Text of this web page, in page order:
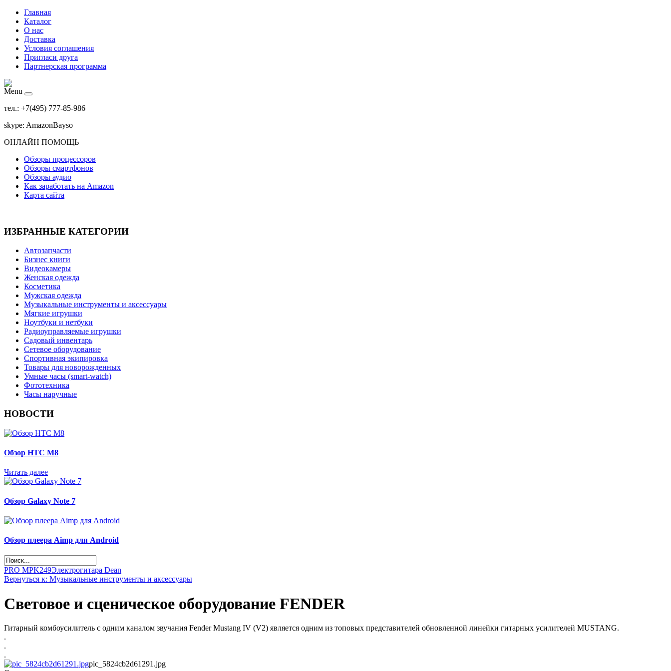
Главная
Каталог
О нас
Доставка
Условия соглашения
Пригласи друга
Партнерская программа
Menu
тел.: +7(495) 777-85-986
skype: AmazonBayso
ОНЛАЙН ПОМОЩЬ
Обзоры процессоров
Обзоры смартфонов
Обзоры аудио
Как заработать на Amazon
Карта сайта
ИЗБРАННЫЕ КАТЕГОРИИ
Автозапчасти
Бизнес книги
Видеокамеры
Женская одежда
Косметика
Мужская одежда
Музыкальные инструменты и аксессуары
Мягкие игрушки
Ноутбуки и нетбуки
Радиоуправляемые игрушки
Садовый инвентарь
Сетевое оборудование
Спортивная экипировка
Товары для новорожденных
Умные часы (smart-watch)
Фототехника
Часы наручные
НОВОСТИ
Обзор НТС М8
Читать далее
Обзор Galaxy Note 7
Обзор плеера Aimp для Android
PRO MPK249Электрогитара Dean
Вернуться к: Музыкальные инструменты и аксессуары
Световое и сценическое оборудование FENDER
Гитарный комбоусилитель с одним каналом звучания Fender Mustang IV (V2) является одним из топовых представителей обновленной линейки гитарных усилителей MUSTANG.
.
.
.
pic_5824cb2d61291.jpg